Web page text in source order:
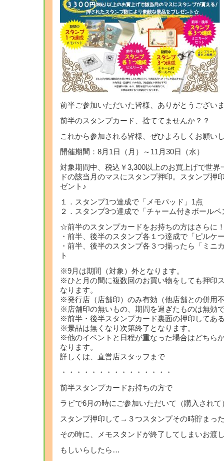
前半ご参加いただいた皆様、ありがとうござい
前半のスタンプカード、捨ててませんか？？
これから参加される皆様、ぜひよろしくお願い
開催期間：8月1日（月）～11月30日（水）
対象期間中、税込￥3,300以上のお買上げで世界
ドの該当月のマスにスタンプ押印。スタンプ押
ゼント♪
１．スタンプ1つ達成で「メモパッド」1点
２．スタンプ3つ達成で「チャーム付きボールペ
☆前半のスタンプカードをお持ちの方はさらに
・前半、後半のスタンプ各１つ達成で「ピルケ
・前半、後半のスタンプ各３つ揃ったら「ミニ
ト
※9月は期間（対象）外となります。
※ひと月の間に複数回のお買い物をしても押印
なります。
※発行店（店舗印）のみ有効（他店舗との併用
※店舗印の無いもの、期間を過ぎたものは無効
※前半・後半スタンプカード裏面の押印してあ
※景品は無くなり次第終了となります。
※他のイベントと日程が重なった場合はどちら
なります。
詳しくは、直営店スタッフまで
・・・・・・・・・・・・・・・
前半スタンプカードお持ちの方で
ラビで6月の時にご参加いただいて（購入されて
スタンプ押印して→３つスタンプその時貯まっ
その時に、メモスタンドが終了してしまいお渡
もしいらしたら…